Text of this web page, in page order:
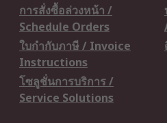
การสั่งซื้อล่วงหน้า /
Schedule Orders
ใบกำกับภาษี / Invoice
Instructions
โซลูชั่นการบริการ /
Service Solutions